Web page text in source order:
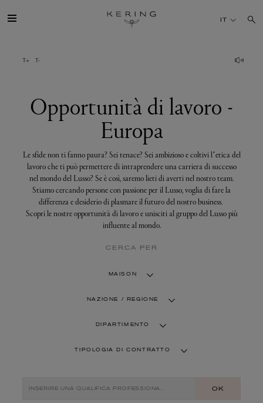
lavoro
SOSTENIBILITÀ
FINANCE
MEDIA
IT
Opportunità di lavoro -
Europa
Le sfide non ti fanno paura? Sei tenace? Sei ambizioso e coltivi l’etica del
lavoro che ti può permettere di intraprendere una carriera di successo
nel mondo del Lusso? Se è così, saremo lieti di averti nel nostro team.
Stiamo cercando persone con passione per il Lusso, voglia di fare la
differenza e desiderio di plasmare il futuro del nostro business.
Scopri le nostre opportunità di lavoro e unisciti al gruppo del Lusso più
influente al mondo.
CERCA PER
MAISON
NAZIONE / REGIONE
DIPARTIMENTO
TIPOLOGIA DI CONTRATTO
OK